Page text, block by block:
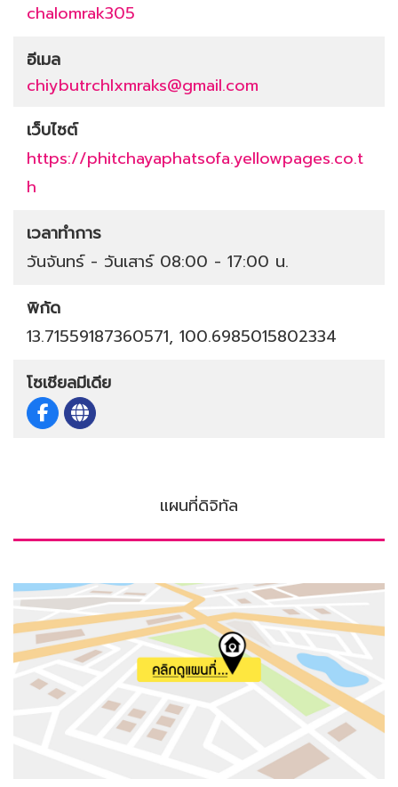
chalomrak305
อีเมล
chiybutrchlxmraks@gmail.com
เว็บไซต์
https://phitchayaphatsofa.yellowpages.co.t
h
เวลาทำการ
วันจันทร์ - วันเสาร์ 08:00 - 17:00 น.
พิกัด
13.71559187360571, 100.6985015802334
โซเชียลมีเดีย
แผนที่ดิจิทัล